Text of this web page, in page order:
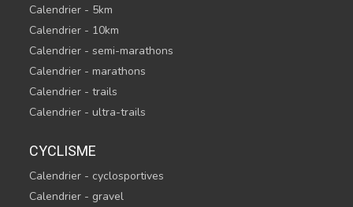
Calendrier - 5km
Calendrier - 10km
Calendrier - semi-marathons
Calendrier - marathons
Calendrier - trails
Calendrier - ultra-trails
CYCLISME
Calendrier - cyclosportives
Calendrier - gravel